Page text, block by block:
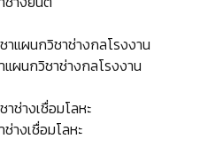
แผนกวิชาช่างกลโรงงาน
ผนกวิชาช่างกลโรงงาน
ช่างเชื่อมโลหะ
างเชื่อมโลหะ